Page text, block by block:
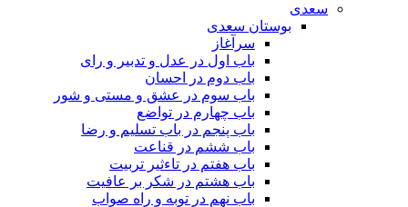
سعدی
بوستان سعدی
سرآغاز
باب اول در عدل و تدبیر و رای
باب دوم در احسان
باب سوم در عشق و مستی و شور
باب چهارم در تواضع
باب پنجم در باب تسلیم و رضا
باب ششم در قناعت
باب هفتم در تاءثیر تربیت
باب هشتم در شکر بر عافیت
باب نهم در توبه و راه صواب